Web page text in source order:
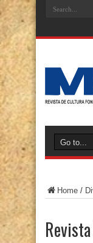
Home /